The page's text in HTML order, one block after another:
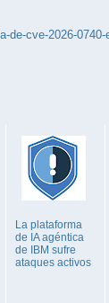
cve-2026-
La plataforma
de IA agéntica
de IBM sufre
ataques activos